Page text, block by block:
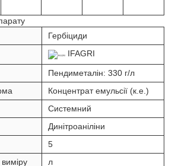
Гербіциди
IFAGRI
Пендиметалін: 330 г/л
Концентрат емульсії (к.е.)
Системний
Динітроаніліни
5
л